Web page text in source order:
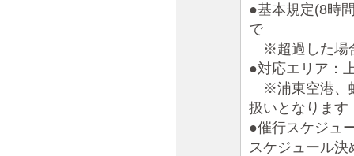
●基本規定(8時
で
※超過した場
●対応エリア：
※浦東空港、
扱いとなります
●催行スケジュ
スケジュール